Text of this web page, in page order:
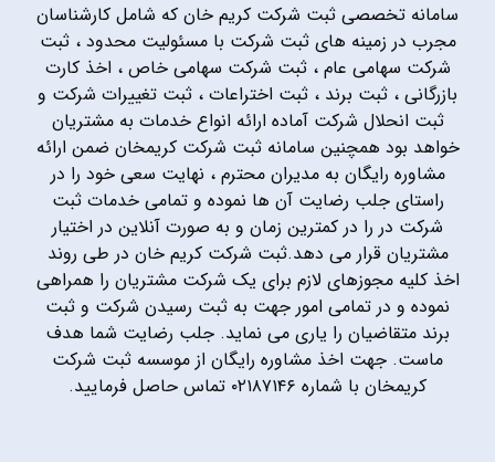
سامانه تخصصی ثبت شرکت کریم خان که شامل کارشناسان
مجرب در زمینه های ثبت شرکت با مسئولیت محدود ، ثبت
شرکت سهامی عام ، ثبت شرکت سهامی خاص ، اخذ کارت
بازرگانی ، ثبت برند ، ثبت اختراعات ، ثبت تغییرات شرکت و
ثبت انحلال شرکت آماده ارائه انواع خدمات به مشتریان
خواهد بود همچنین سامانه ثبت شرکت کریمخان ضمن ارائه
مشاوره رایگان به مدیران محترم ، نهایت سعی خود را در
راستای جلب رضایت آن ها نموده و تمامی خدمات ثبت
شرکت در را در کمترین زمان و به صورت آنلاین در اختیار
مشتریان قرار می دهد.ثبت شرکت کریم خان در طی روند
اخذ کلیه مجوزهای لازم برای یک شرکت مشتریان را همراهی
نموده و در تمامی امور جهت به ثبت رسیدن شرکت و ثبت
برند متقاضیان را یاری می نماید. جلب رضایت شما هدف
ماست. جهت اخذ مشاوره رایگان از موسسه ثبت شرکت
کریمخان با شماره ۰۲۱۸۷۱۴۶ تماس حاصل فرمایید.